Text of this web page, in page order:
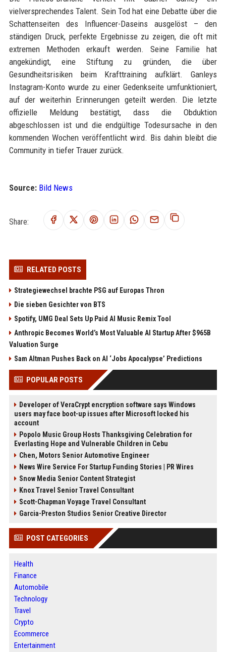
vielversprechendes Talent. Sein Tod hat eine Debatte über die
Schattenseiten des Influencer-Daseins ausgelöst – den
ständigen Druck, perfekte Ergebnisse zu zeigen, die oft mit
extremen Methoden erkauft werden. Seine Familie hat
angekündigt, eine Stiftung zu gründen, die über
Gesundheitsrisiken beim Krafttraining aufklärt. Ganleys
Instagram-Konto wurde zu einer Gedenkseite umfunktioniert,
auf der weiterhin Erinnerungen geteilt werden. Die letzte
offizielle Meldung bestätigt, dass die Obduktion
abgeschlossen ist und die endgültige Todesursache in den
kommenden Wochen veröffentlicht wird. Bis dahin bleibt die
Community in tiefer Trauer zurück.
Source: Bild News
Share:
RELATED POSTS
Strategiewechsel brachte PSG auf Europas Thron
Die sieben Gesichter von BTS
Spotify, UMG Deal Sets Up Paid AI Music Remix Tool
Anthropic Becomes World’s Most Valuable AI Startup After $965B
Valuation Surge
Sam Altman Pushes Back on AI ‘Jobs Apocalypse’ Predictions
POPULAR POSTS
Developer of VeraCrypt encryption software says Windows
users may face boot-up issues after Microsoft locked his
account
Popolo Music Group Hosts Thanksgiving Celebration for
Everlasting Hope and Vulnerable Children in Cebu
Chen, Motors Senior Automotive Engineer
News Wire Service For Startup Funding Stories | PR Wires
Snow Media Senior Content Strategist
Knox Travel Senior Travel Consultant
Scott-Chapman Voyage Travel Consultant
Garcia-Preston Studios Senior Creative Director
POST CATEGORIES
Health
Finance
Automobile
Technology
Travel
Crypto
Ecommerce
Entertainment